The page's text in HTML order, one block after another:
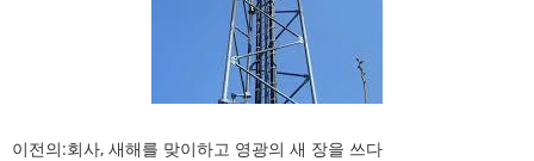
이전의:회사, 새해를 맞이하고 영광의 새 장을 쓰다